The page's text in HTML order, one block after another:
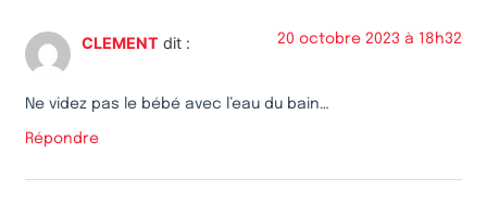
CLEMENT dit : 20 octobre 2023 à 18h32
Ne videz pas le bébé avec l’eau du bain…
Répondre